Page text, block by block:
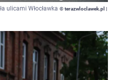
ulicami Włocławka © terazwloclawek.pl |